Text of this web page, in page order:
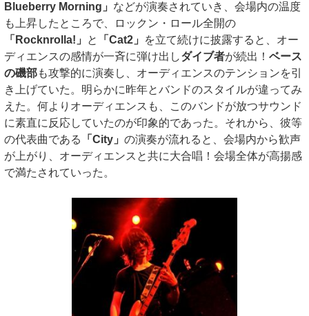
Blueberry Morning」 などが演奏されていき、会場内の温度
も上昇したところで、ロックン・ロール全開の
「Rocknrolla!」
と 「Cat2」
を立て続けに披露すると、オー
ディエンスの感情が一斉に弾け出しダイブ者が続出！ ベース
の磯部も攻撃的に演奏し、オーディエンスのテンションを引
き上げていた。明らかに昨年とバンドのスタイルが違ってみ
えた。何よりオーディエンスも、このバンドが放つサウンド
に素直に反応していたのが印象的であった。それから、彼等
の代表曲である
「City」 の演奏が流れると、会場内から歓声
が上がり、オーディエンスと共に大合唱！会場全体が高揚感
で満たされていった。